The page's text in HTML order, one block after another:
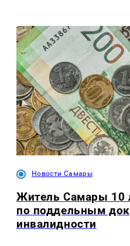
Новости Самары
Житель Самары 10
по поддельным
инвалидности